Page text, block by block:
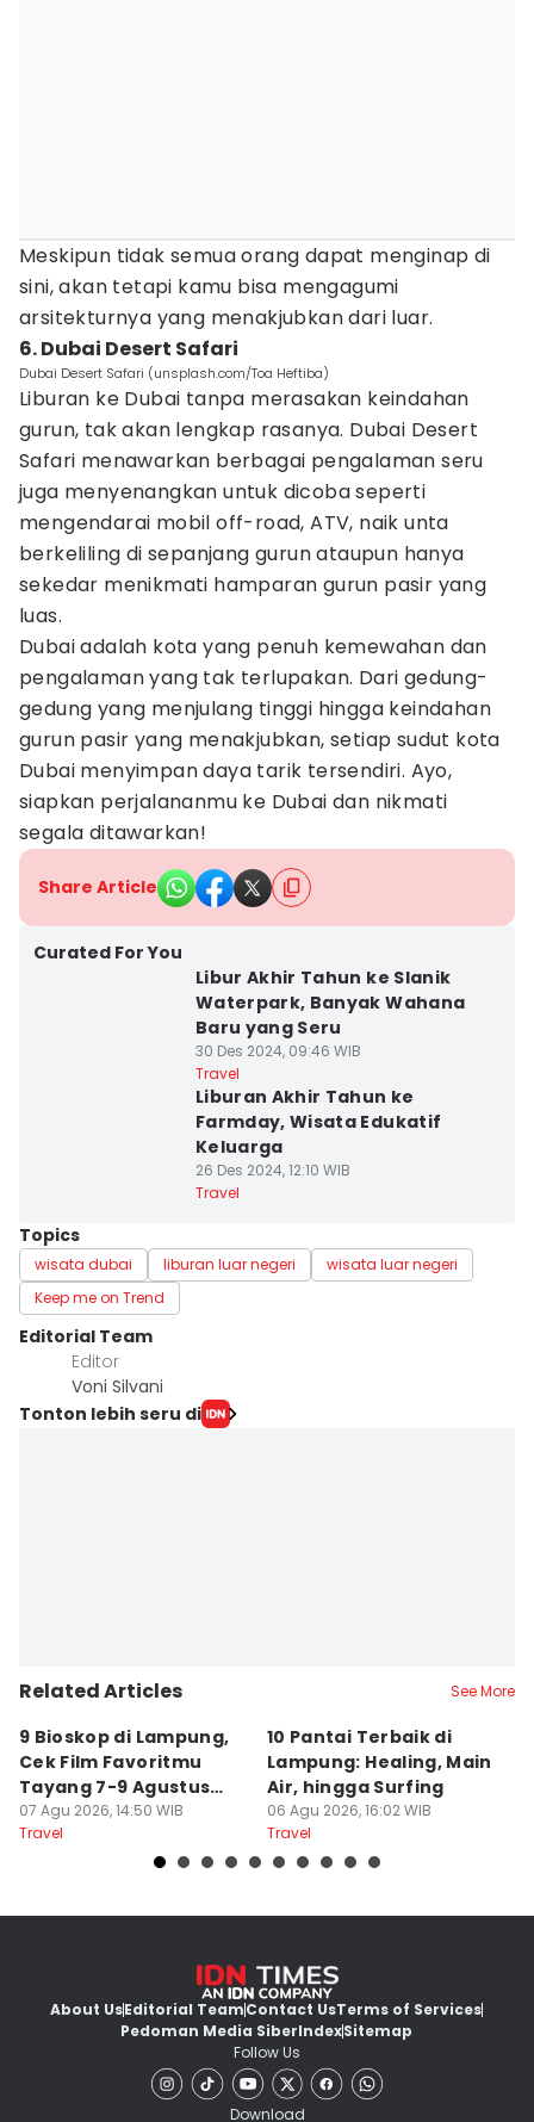
Meskipun tidak semua orang dapat menginap di
sini, akan tetapi kamu bisa mengagumi
arsitekturnya yang menakjubkan dari luar.
6. Dubai Desert Safari
Dubai Desert Safari (unsplash.com/Toa Heftiba)
Liburan ke Dubai tanpa merasakan keindahan
gurun, tak akan lengkap rasanya. Dubai Desert
Safari menawarkan berbagai pengalaman seru
juga menyenangkan untuk dicoba seperti
mengendarai mobil off-road, ATV, naik unta
berkeliling di sepanjang gurun ataupun hanya
sekedar menikmati hamparan gurun pasir yang
luas.
Dubai adalah kota yang penuh kemewahan dan
pengalaman yang tak terlupakan. Dari gedung-
gedung yang menjulang tinggi hingga keindahan
gurun pasir yang menakjubkan, setiap sudut kota
Dubai menyimpan daya tarik tersendiri. Ayo,
siapkan perjalananmu ke Dubai dan nikmati
segala ditawarkan!
Share Article
Curated For You
Libur Akhir Tahun ke Slanik
Waterpark, Banyak Wahana
Baru yang Seru
30 Des 2024, 09:46 WIB
Travel
Liburan Akhir Tahun ke
Farmday, Wisata Edukatif
Keluarga
26 Des 2024, 12:10 WIB
Travel
Topics
wisata dubai liburan luar negeri
wisata luar negeri
Keep me on Trend
Editorial Team
Editor
Voni Silvani
Tonton lebih seru di
Related Articles See More
9 Bioskop di Lampung,
Cek Film Favoritmu
Tayang 7-9 Agustus
2026
07 Agu 2026, 14:50 WIB
Travel
10 Pantai Terbaik di
Lampung: Healing, Main
Air, hingga Surfing
06 Agu 2026, 16:02 WIB
Travel
About UsEditorial TeamContact UsTerms of Services
Pedoman Media SiberIndexSitemap
Follow Us
Download